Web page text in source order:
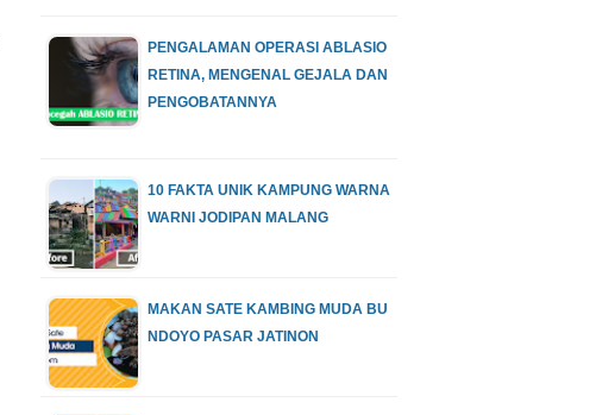
PENGALAMAN OPERASI ABLASIO
RETINA, MENGENAL GEJALA DAN
PENGOBATANNYA
10 FAKTA UNIK KAMPUNG WARNA
WARNI JODIPAN MALANG
MAKAN SATE KAMBING MUDA BU
NDOYO PASAR JATINON